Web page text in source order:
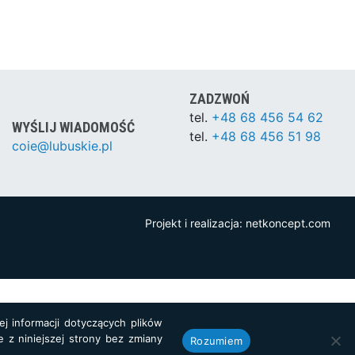
WYŚLIJ WIADOMOŚĆ
coie@lubuskie.pl
ZADZWOŃ
tel. +48 68 456 54 62
tel. +48 68 456 51 98
Projekt i realizacja: netkoncept.com
informacji dotyczących plików
z niniejszej strony bez zmiany
Rozumiem